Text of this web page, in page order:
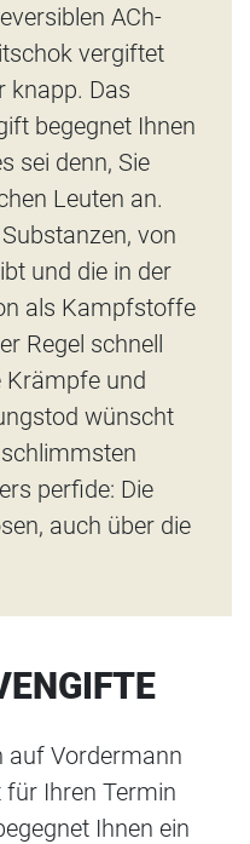
ACh-
vergiftet
knapp. Das
begegnet Ihnen
sei denn, Sie
Leuten an.
von
und die in der
als Kampfstoffe
Regel schnell
Krämpfe und
wünscht
perfide: Die
auch über die
auf Vordermann
für Ihren Termin
Ihnen ein